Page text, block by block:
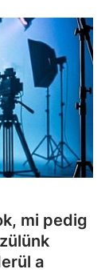
mi pedig
a